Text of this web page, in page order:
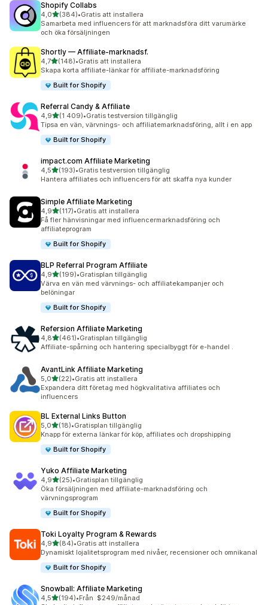
Shopify Collabs
4,0av 5 stjärnor
(384)
384 recensioner totalt
•Gratis att installera
Samarbeta med influencers för att marknadsföra ditt varumärke
och öka försäljningen
Shortly — Affiliate‑marknadsf.
4,7av 5 stjärnor
(148)
148 recensioner totalt
•Gratis att installera
Skapa korta affiliate-länkar för affiliate-marknadsföring
Built for Shopify
Referral Candy & Affiliate
4,9av 5 stjärnor
(1 409)
1409 recensioner totalt
•Gratis testversion tillgänglig
Tipsa en vän, värvnings- och affiliatemarknadsföring, allt i en app
Built for Shopify
impact.com Affiliate Marketing
4,5av 5 stjärnor
(193)
193 recensioner totalt
•Gratis testversion tillgänglig
Hantera affiliates och influencers för att skaffa nya kunder
Simple Affiliate Marketing
4,9av 5 stjärnor
(117)
117 recensioner totalt
•Gratis att installera
Få fler hänvisningar med influencermarknadsföring och
affiliateprogram
Built for Shopify
BLP Referral Program Affiliate
4,9av 5 stjärnor
(199)
199 recensioner totalt
•Gratisplan tillgänglig
Värva en vän med värvnings- och affiliatekampanjer och
belöningar
Built for Shopify
Refersion Affiliate Marketing
4,8av 5 stjärnor
(461)
461 recensioner totalt
•Gratisplan tillgänglig
Affiliate-spårning och hantering specialbyggt för e-handel .
AvantLink Affiliate Marketing
5,0av 5 stjärnor
(22)
22 recensioner totalt
•Gratis att installera
Expandera ditt företag med högkvalitativa affiliates och
influencers
BL External Links Button
5,0av 5 stjärnor
(18)
18 recensioner totalt
•Gratisplan tillgänglig
Knapp för externa länkar för köp, affiliates och dropshipping
Built for Shopify
Yuko Affiliate Marketing
4,9av 5 stjärnor
(25)
25 recensioner totalt
•Gratisplan tillgänglig
Öka försäljningen med affiliate-marknadsföring och
värvningsprogram
Built for Shopify
Toki Loyalty Program & Rewards
4,9av 5 stjärnor
(84)
84 recensioner totalt
•Gratis att installera
Dynamiskt lojalitetsprogram med nivåer, recensioner och omnikanal
Built for Shopify
Snowball: Affiliate Marketing
4,5av 5 stjärnor
(194)
194 recensioner totalt
•Från $249/månad